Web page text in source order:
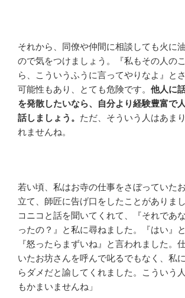
それから、同僚や仲間に相談しても火に
ので気をつけましょう。『私もその人の
ら、こういうふうに言ってやりなよ』と
可能性もあり、とても危険です。 他人に
を発散したいなら、自分より経験豊富で
話しましょう。 ただ、そういう人はあま
れませんね。
若い頃、私はお寺の仕事をさぼっていた
立て、師匠に告げ口をしたことがありま
コニコと話を聞いてくれて、『それであ
ったの？』と私に尋ねました。『はい』と
『怒ったらまずいね』と言われました。
いたお坊さんを呼んで叱るでもなく、私
らダメだと諭してくれました。こういう
もかまいませんね」